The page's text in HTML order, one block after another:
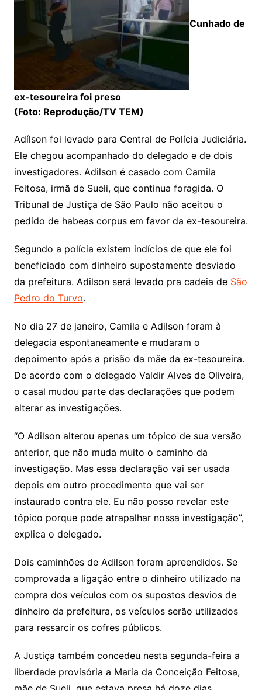
Cunhado de
ex-tesoureira foi preso
(Foto: Reprodução/TV TEM)
Adílson foi levado para Central de Polícia Judiciária.
Ele chegou acompanhado do delegado e de dois
investigadores. Adilson é casado com Camila
Feitosa, irmã de Sueli, que continua foragida. O
Tribunal de Justiça de São Paulo não aceitou o
pedido de habeas corpus em favor da ex-tesoureira.
Segundo a polícia existem indícios de que ele foi
beneficiado com dinheiro supostamente desviado
da prefeitura. Adilson será levado pra cadeia de São
Pedro do Turvo.
No dia 27 de janeiro, Camila e Adilson foram à
delegacia espontaneamente e mudaram o
depoimento após a prisão da mãe da ex-tesoureira.
De acordo com o delegado Valdir Alves de Oliveira,
o casal mudou parte das declarações que podem
alterar as investigações.
“O Adilson alterou apenas um tópico de sua versão
anterior, que não muda muito o caminho da
investigação. Mas essa declaração vai ser usada
depois em outro procedimento que vai ser
instaurado contra ele. Eu não posso revelar este
tópico porque pode atrapalhar nossa investigação”,
explica o delegado.
Dois caminhões de Adilson foram apreendidos. Se
comprovada a ligação entre o dinheiro utilizado na
compra dos veículos com os supostos desvios de
dinheiro da prefeitura, os veículos serão utilizados
para ressarcir os cofres públicos.
A Justiça também concedeu nesta segunda-feira a
liberdade provisória a Maria da Conceição Feitosa,